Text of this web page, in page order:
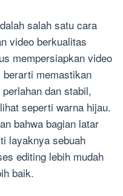
salah satu cara
video berkualitas
mempersiapkan video
berarti memastikan
dan stabil,
seperti warna hijau.
bahwa bagian latar
layaknya sebuah
editing lebih mudah
baik.